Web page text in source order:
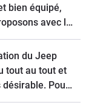
bien équipé,
avec le
Qashqai
du Jeep
tout au tout et
Pour
modèle, voici